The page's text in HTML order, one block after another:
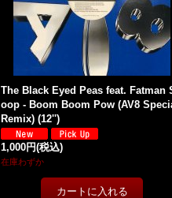
The Black Eyed Peas feat. Fatman
oop - Boom Boom Pow (AV8
Remix) (12'')
1,000円(税込)
在庫わずか